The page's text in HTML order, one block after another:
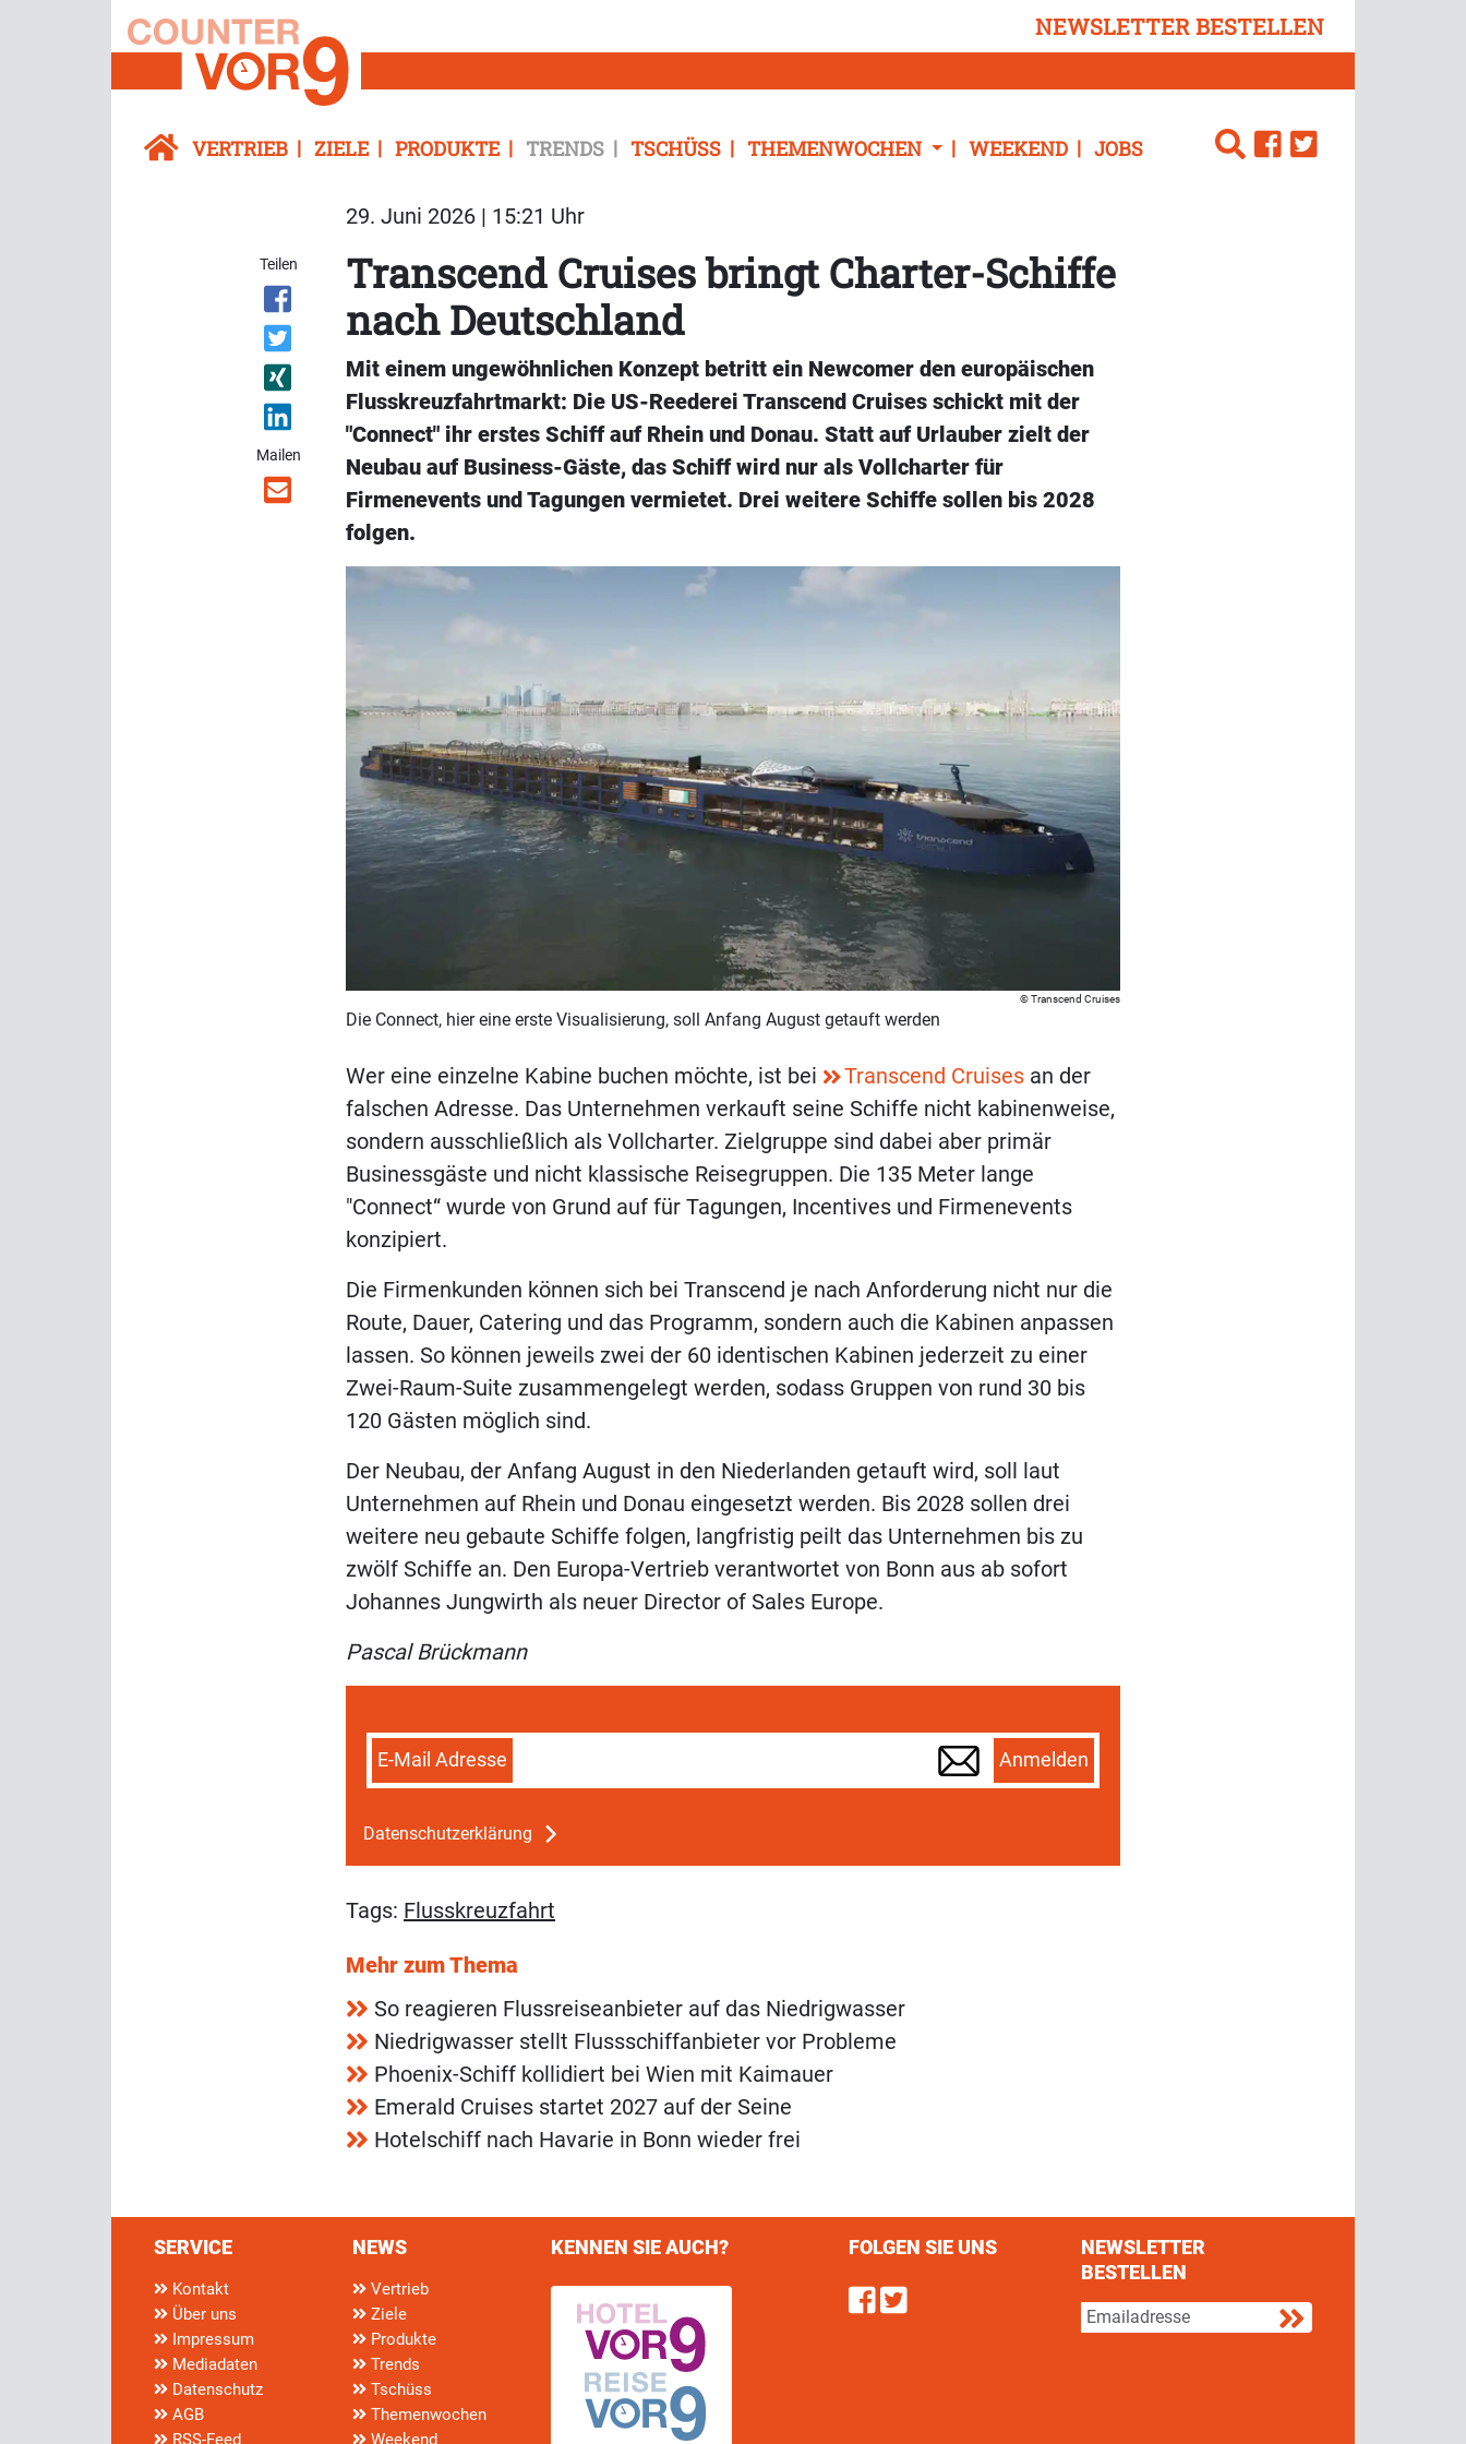
NEWSLETTER BESTELLEN
VERTRIEB ZIELE PRODUKTE TRENDS TSCHÜSS THEMENWOCHEN WEEKEND JOBS
29. Juni 2026 | 15:21 Uhr
Teilen
Mailen
Transcend Cruises bringt Charter-Schiffe
nach Deutschland
Mit einem ungewöhnlichen Konzept betritt ein Newcomer den europäischen
Flusskreuzfahrtmarkt: Die US-Reederei Transcend Cruises schickt mit der
"Connect" ihr erstes Schiff auf Rhein und Donau. Statt auf Urlauber zielt der
Neubau auf Business-Gäste, das Schiff wird nur als Vollcharter für
Firmenevents und Tagungen vermietet. Drei weitere Schiffe sollen bis 2028
folgen.
Transcend Cruises
Die Connect, hier eine erste Visualisierung, soll Anfang August getauft werden
Wer eine einzelne Kabine buchen möchte, ist bei Transcend Cruises an der
falschen Adresse. Das Unternehmen verkauft seine Schiffe nicht kabinenweise,
sondern ausschließlich als Vollcharter. Zielgruppe sind dabei aber primär
Businessgäste und nicht klassische Reisegruppen. Die 135 Meter lange
"Connect“ wurde von Grund auf für Tagungen, Incentives und Firmenevents
konzipiert.
Die Firmenkunden können sich bei Transcend je nach Anforderung nicht nur die
Route, Dauer, Catering und das Programm, sondern auch die Kabinen anpassen
lassen. So können jeweils zwei der 60 identischen Kabinen jederzeit zu einer
Zwei-Raum-Suite zusammengelegt werden, sodass Gruppen von rund 30 bis
120 Gästen möglich sind.
Der Neubau, der Anfang August in den Niederlanden getauft wird, soll laut
Unternehmen auf Rhein und Donau eingesetzt werden. Bis 2028 sollen drei
weitere neu gebaute Schiffe folgen, langfristig peilt das Unternehmen bis zu
zwölf Schiffe an. Den Europa-Vertrieb verantwortet von Bonn aus ab sofort
Johannes Jungwirth als neuer Director of Sales Europe.
Pascal Brückmann
E-Mail Adresse Anmelden
Datenschutzerklärung
Tags: Flusskreuzfahrt
Mehr zum Thema
So reagieren Flussreiseanbieter auf das Niedrigwasser
Niedrigwasser stellt Flussschiffanbieter vor Probleme
Phoenix-Schiff kollidiert bei Wien mit Kaimauer
Emerald Cruises startet 2027 auf der Seine
Hotelschiff nach Havarie in Bonn wieder frei
SERVICE
Kontakt
Über uns
Impressum
Mediadaten
Datenschutz
AGB
RSS-Feed
NEWS
Vertrieb
Ziele
Produkte
Trends
Tschüss
Themenwochen
Weekend
KENNEN SIE AUCH? FOLGEN SIE UNS
Find us on Facebook
Follow us on Twitter
NEWSLETTER
BESTELLEN